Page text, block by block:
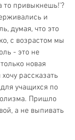
то привыкнешь!'?
и
думая, что это
с возрастом мы
- это не
новая
рассказать
учащихся по
Пришло
а не выпивать